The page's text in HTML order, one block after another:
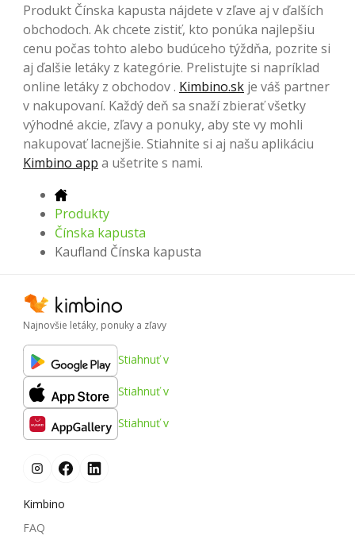
Produkt Čínska kapusta nájdete v zľave aj v ďalších
obchodoch. Ak chcete zistiť, kto ponúka najlepšiu
cenu počas tohto alebo budúceho týždňa, pozrite si
aj ďalšie letáky z kategórie. Prelistujte si napríklad
online letáky z obchodov . Kimbino.sk je váš partner
v nakupovaní. Každý deň sa snaží zbierať všetky
výhodné akcie, zľavy a ponuky, aby ste vy mohli
nakupovať lacnejšie. Stiahnite si aj našu aplikáciu
Kimbino app a ušetrite s nami.
Produkty
Čínska kapusta
Kaufland Čínska kapusta
Najnovšie letáky, ponuky a zľavy
Stiahnuť v
Stiahnuť v
Stiahnuť v
Kimbino
FAQ